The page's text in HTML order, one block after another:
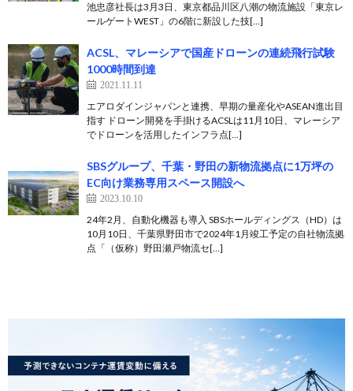
池忠彦社長は3月3日、東京都品川区八潮の物流施設「東京レ
ールゲートWEST」の6階に新設した技[…]
ACSL、マレーシアで国産ドローンの連続飛行試験
1000時間到達
2021.11.11
エアロダインジャパンと連携、早期の量産化やASEAN進出目
指す ドローン開発を手掛けるACSLは11月10日、マレーシア
でドローンを活用したインフラ点[…]
SBSグループ、千葉・野田の新物流拠点に1万坪の
EC向け業務専用スペース開設へ
2023.10.10
24年2月、自動化機器も導入 SBSホールディングス（HD）は
10月10日、千葉県野田市で2024年1月竣工予定の自社物流拠
点「（仮称）野田瀬戸物流セ[…]